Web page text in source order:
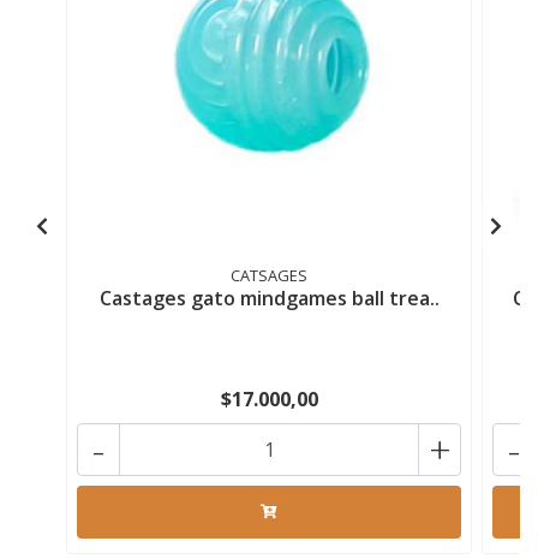
CATSAGES
Castages gato mindgames ball trea..
$17.000,00
- + -